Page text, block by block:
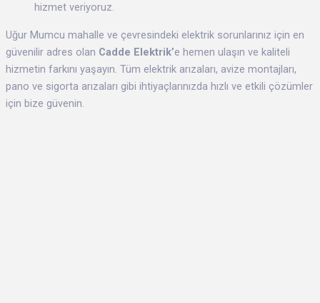
hizmet veriyoruz.
Uğur Mumcu mahalle ve çevresindeki elektrik sorunlarınız için en
güvenilir adres olan Cadde Elektrik’e hemen ulaşın ve kaliteli
hizmetin farkını yaşayın. Tüm elektrik arızaları, avize montajları,
pano ve sigorta arızaları gibi ihtiyaçlarınızda hızlı ve etkili çözümler
için bize güvenin.